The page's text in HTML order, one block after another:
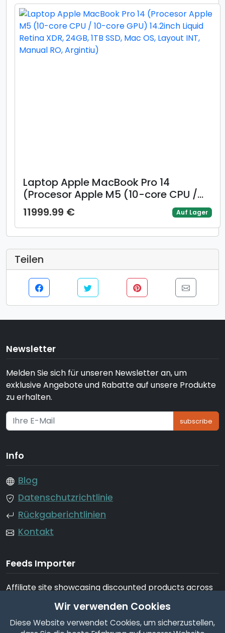
Laptop Apple MacBook Pro 14
(Procesor Apple M5 (10-core CPU /
10-core GPU) 14.2inch Liquid Retina
XDR, 24GB, 1TB SSD, Mac OS, Layout
INT, Manual RO, Argintiu)
11999.99 € Auf Lager
Teilen
Newsletter
Melden Sie sich für unseren Newsletter an, um
exklusive Angebote und Rabatte auf unsere Produkte
zu erhalten.
subscribe
Info
Blog
Datenschutzrichtlinie
Rückgaberichtlinien
Kontakt
Feeds Importer
Affiliate site showcasing discounted products across
tech, fashion, home, garden, beauty, appliances, and
Wir verwenden Cookies
Diese Website verwendet Cookies, um sicherzustellen,